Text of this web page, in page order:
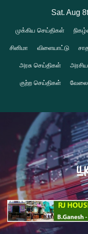
content
Sat. Aug
முக்கிய செய்திகள்
சினிமா விளையாட்டு
அரசு செய்திகள்
குற்ற செய்திகள்